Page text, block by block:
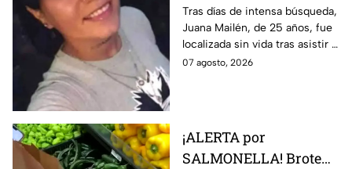
joven de 25 años que
acudió a entrevista de
trabajo falsa
Tras días de intensa búsqueda,
Juana Mailén, de 25 años, fue
localizada sin vida tras asistir a
una supuesta oferta laboral en
07 agosto, 2026
¡ALERTA por
SALMONELLA! Brote